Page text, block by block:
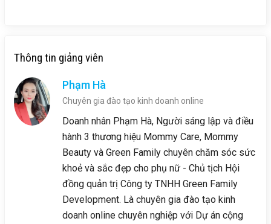
Thông tin giảng viên
Phạm Hà
Chuyên gia đào tạo kinh doanh online
Doanh nhân Phạm Hà, Người sáng lập và điều
hành 3 thương hiệu Mommy Care, Mommy
Beauty và Green Family chuyên chăm sóc sức
khoẻ và sắc đẹp cho phụ nữ - Chủ tịch Hội
đồng quản trị Công ty TNHH Green Family
Development. Là chuyên gia đào tạo kinh
doanh online chuyên nghiệp với Dự án cộng